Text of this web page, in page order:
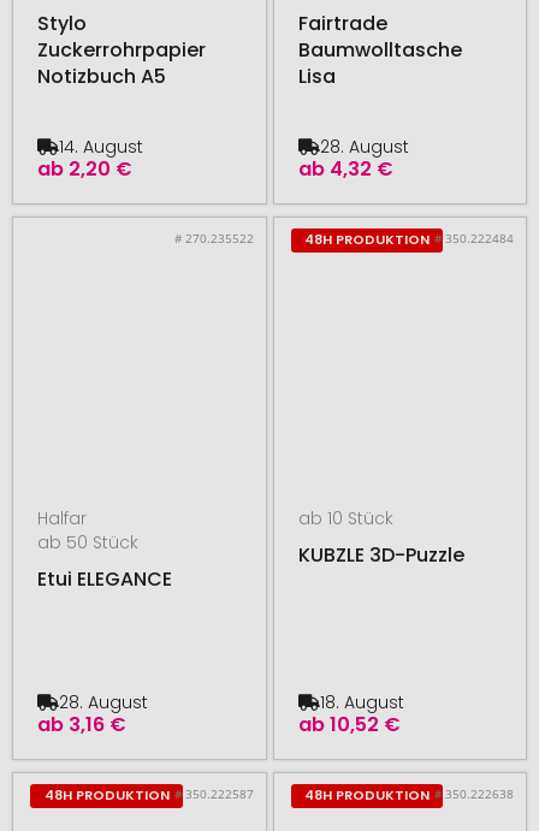
Stylo
Zuckerrohrpapier
Notizbuch A5
ab 2,20 €
14. August
Fairtrade
Baumwolltasche
Lisa
ab 4,32 €
28. August
# 270.235522
Halfar
ab 50 Stück
Etui ELEGANCE
ab 3,16 €
28. August
48H PRODUKTION # 350.222484
ab 10 Stück
KUBZLE 3D-Puzzle
ab10,52 €
18. August
48H PRODUKTION # 350.222587 48H PRODUKTION # 350.222638